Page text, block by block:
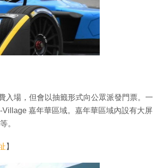
入場，但會以抽籤形式向公眾派發門票。一
嘉年華區域。嘉年華區域內設有大屏
。
】